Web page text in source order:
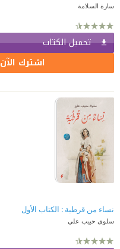
سارة السلامة
تحميل الكتاب
اشترك الآن
نساء من قرطبة : الكتاب الأول
سلوى حبيب علي